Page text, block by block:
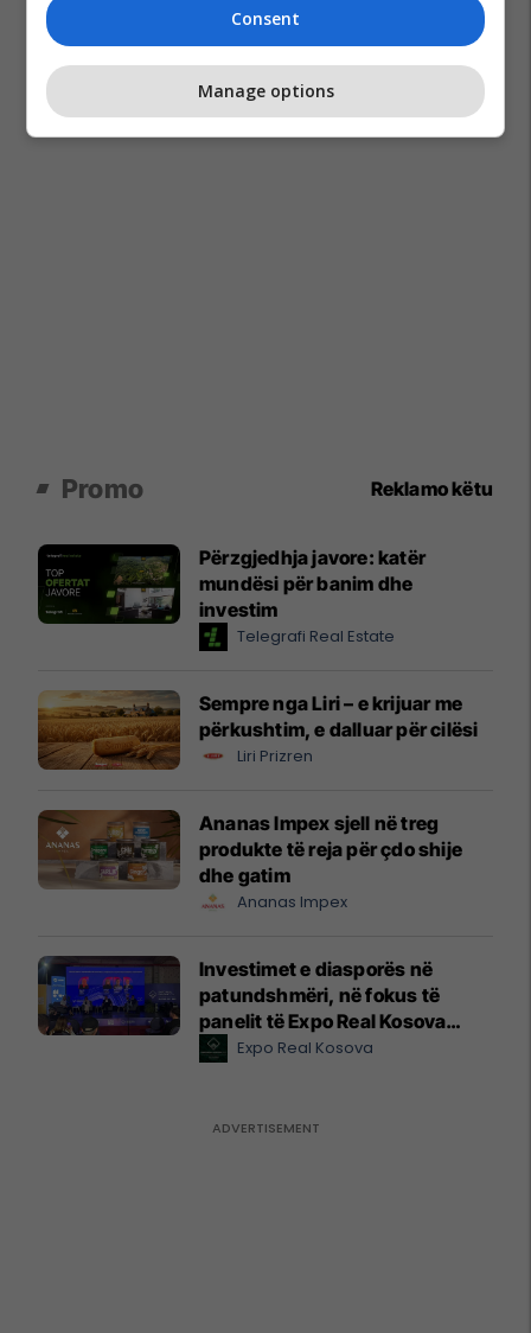
Promo Reklamo këtu
Përzgjedhja javore: katër
mundësi për banim dhe
investim
Telegrafi Real Estate
Sempre nga Liri – e krijuar me
përkushtim, e dalluar për cilësi
Liri Prizren
Ananas Impex sjell në treg
produkte të reja për çdo shije
dhe gatim
Ananas Impex
Investimet e diasporës në
patundshmëri, në fokus të
panelit të Expo Real Kosova
2026Expo Real Kosova
Consent
Manage options